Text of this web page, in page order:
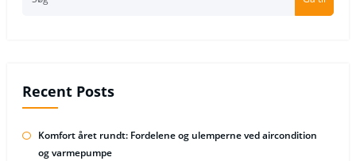
Recent Posts
Komfort året rundt: Fordelene og ulemperne ved aircondition
og varmepumpe